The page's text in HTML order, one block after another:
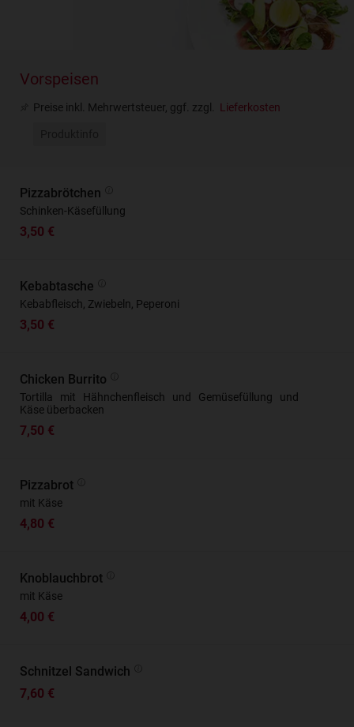
Vorspeisen
Preise inkl. Mehrwertsteuer, ggf. zzgl. Lieferkosten
Pizzabrötchen
Schinken-Käsefüllung
3,50 €
Kebabtasche
Kebabfleisch, Zwiebeln, Peperoni
3,50 €
Chicken Burrito
Tortilla mit Hähnchenfleisch und Gemüsefüllung und
Käse überbacken
7,50 €
Pizzabrot
mit Käse
4,80 €
Knoblauchbrot
mit Käse
4,00 €
Schnitzel Sandwich
7,60 €